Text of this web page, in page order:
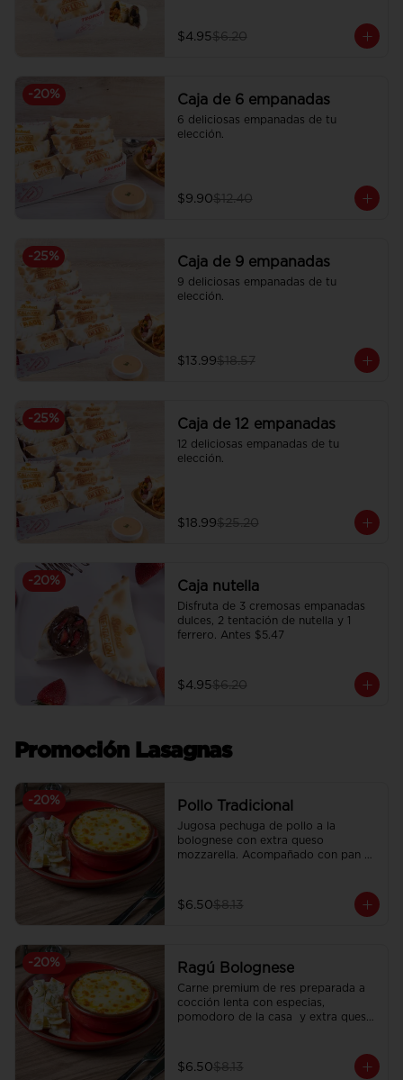
$4.95$6.20
-20% Caja de 6 empanadas
6 deliciosas empanadas de tu
elección.
$9.90$12.40
-25% Caja de 9 empanadas
9 deliciosas empanadas de tu
elección.
$13.99$18.57
-25% Caja de 12 empanadas
12 deliciosas empanadas de tu
elección.
$18.99$25.20
-20% Caja nutella
Disfruta de 3 cremosas empanadas
dulces, 2 tentación de nutella y 1
ferrero. Antes $5.47
$4.95$6.20
Promoción Lasagnas
-20% Pollo Tradicional
Jugosa pechuga de pollo a la
bolognese con extra queso
mozzarella. Acompañado con pan
$6.50$8.13
-20% Ragú Bolognese
Carne premium de res preparada a
cocción lenta con especias,
pomodoro de la casa  y extra queso
$6.50$8.13